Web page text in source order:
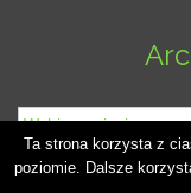
Archiwum
wpisów
© Przedszkole Publiczne im.
Ta strona korzysta z
poziomie. Dalsze